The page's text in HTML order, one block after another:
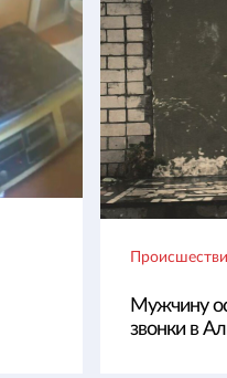
Мужчину
звонки в